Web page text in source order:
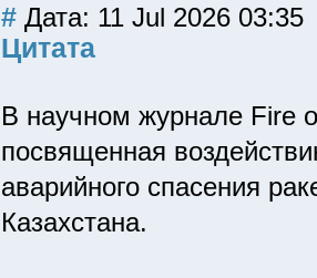
# Дата: 11 Jul 2026 03:35
Цитата
В научном журнале Fire
посвященная
аварийного спасения
Казахстана.